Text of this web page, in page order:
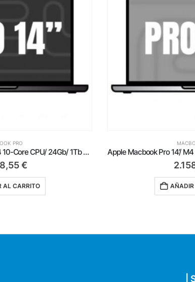
PRO
Apple Macbook Pro 14’/ M4 10-Core CPU/ 24Gb/ 1Tb SSD/ 10-Core GPU/ Negro Espacial
€
AL CARRITO
|